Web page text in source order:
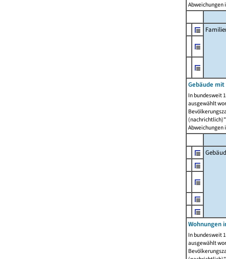
Abweichungen
Gebäude
In bundesweit
ausgewählt
Abweichungen
Wohnungen
In bundesweit
ausgewählt